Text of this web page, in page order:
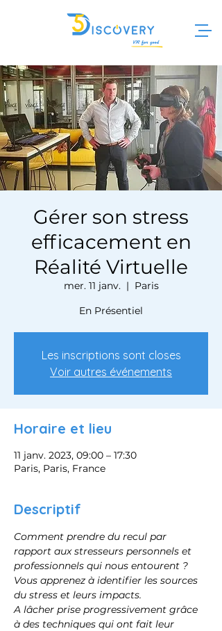
Gérer son stress
efficacement en
Réalité Virtuelle
mer. 11 janv.
  |
Paris
En Présentiel
Les inscriptions sont closes
Voir autres événements
Horaire et lieu
11 janv. 2023, 09:00 – 17:30
Paris, Paris, France
Descriptif
Comment prendre du recul par
rapport aux stresseurs personnels et
professionnels qui nous entourent ?
Vous apprenez à identifier les sources
du stress et leurs impacts.
A lâcher prise progressivement grâce
à des techniques qui ont fait leur